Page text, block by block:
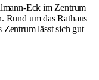
Eck im Zentrum
Rund um das Rathaus
Zentrum lässt sich gut